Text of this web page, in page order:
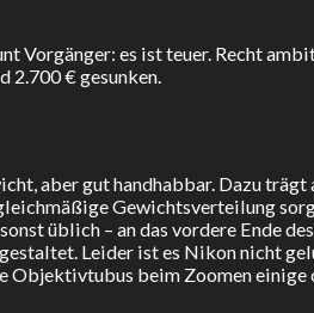
Vorgänger: es ist teuer. Recht
2.700 € gesunken.
aber gut handhabbar. Dazu trägt
Gewichtsverteilung
üblich – an das vordere Ende
Leider ist es Nikon nicht
Objektivtubus beim Zoomen einige